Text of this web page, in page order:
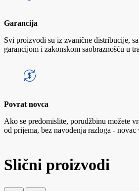
Garancija
Svi proizvodi su iz zvanične distribucije,
garancijom i zakonskom saobraznošću u
Povrat novca
Ako se predomislite, porudžbinu možete
od prijema, bez navođenja razloga - novac
Slični proizvodi